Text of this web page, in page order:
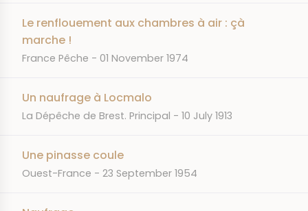
Le renflouement aux chambres à air : çà
marche !
JOURNAL
France Pêche DATE
01 November 1974
Un naufrage à Locmalo
JOURNAL
La Dépêche de Brest. Principal DATE
10 July 1913
Une pinasse coule
JOURNAL
Ouest-France DATE
23 September 1954